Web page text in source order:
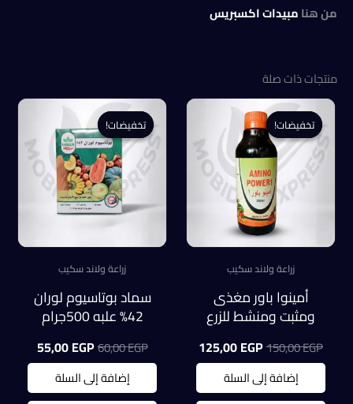
من هنامبيدات اكسبريس
منتجات ذات صلة
تخفيضات!
تخفيضات!
زراعة ولاند سكيب
أمينوا باور مغذى
ومثبت ومنشط للزرع
150,00EGP السعر
الأصلي
هو:
150,00 EGP.
125,00EGP
الحالي
125,00 EGP.
إضافة إلى السلة
تخفيضات!
تخفيضات!
زراعة ولاند سكيب
سماد بوتاسيوم لوران
42% علبه 500جرام
60,00EGP السعر
الأصلي
هو:
60,00 EGP.
55,00EGP السعر
الحالي
55,00 EGP.
إضافة إلى السلة